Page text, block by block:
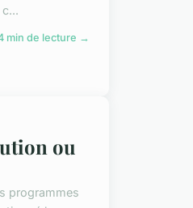
min de lecture →
ou
programmes